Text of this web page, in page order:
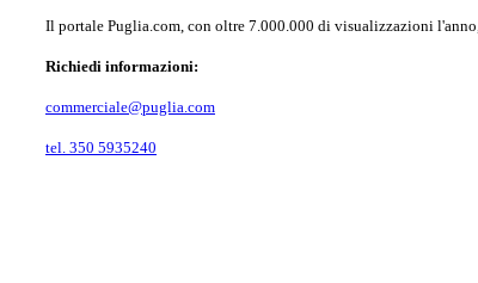
Il portale Puglia.com, con oltre 7.000.000 di visualizzazioni
Richiedi informazioni:
commerciale@puglia.com
tel. 350 5935240